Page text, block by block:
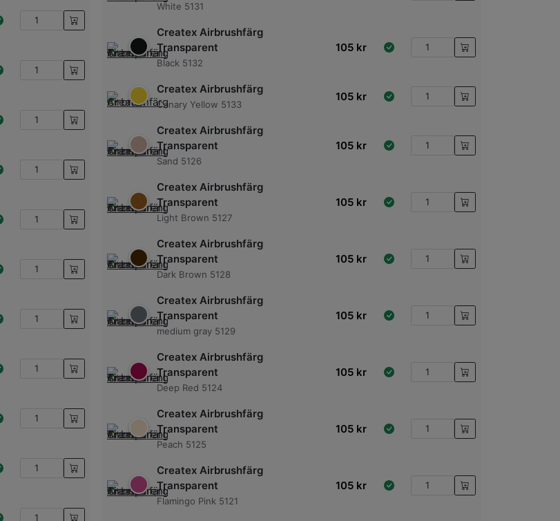
White 5131
Createx Airbrushfärg
Transparent
Black 5132
105 kr
Createx Airbrushfärg
Canary Yellow 5133
105 kr
Createx Airbrushfärg
Transparent
Sand 5126
105 kr
Createx Airbrushfärg
Transparent
Light Brown 5127
105 kr
Createx Airbrushfärg
Transparent
Dark Brown 5128
105 kr
Createx Airbrushfärg
Transparent
medium gray 5129
105 kr
Createx Airbrushfärg
Transparent
Deep Red 5124
105 kr
Createx Airbrushfärg
Transparent
Peach 5125
105 kr
Createx Airbrushfärg
Transparent
Flamingo Pink 5121
105 kr